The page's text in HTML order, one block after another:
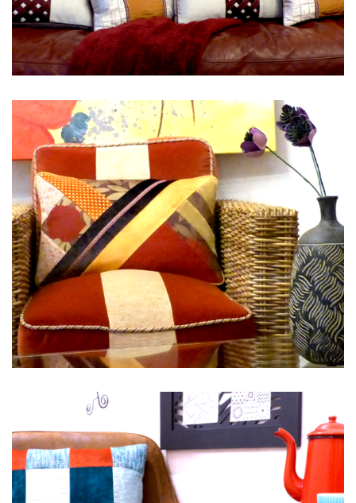
Ambiance 3
BANDE, GÉOMETRIQUE